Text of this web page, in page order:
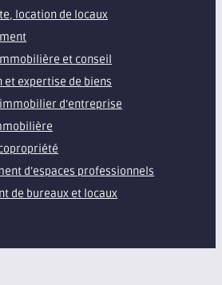
location de locaux
et conseil
et expertise de biens
d’entreprise
d’espaces professionnels
de bureaux et locaux